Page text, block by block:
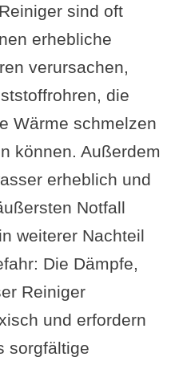
sind oft
erhebliche
verursachen,
die
Wärme schmelzen
können. Außerdem
erheblich und
Notfall
weiterer Nachteil
Die Dämpfe,
Reiniger
und erfordern
sorgfältige